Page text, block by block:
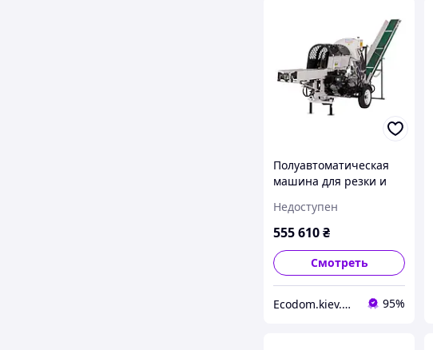
Полуавтоматическая
машина для резки и
SSA500GH-PRO/S
Недоступен
555 610₴
Смотреть
Еcodom.kiev.ua Интеренет-магазин 95%